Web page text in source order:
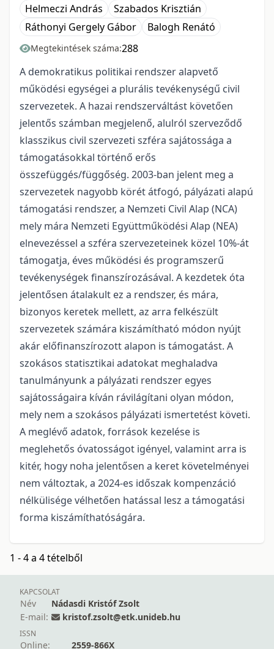
Helmeczi András
Szabados Krisztián
Ráthonyi Gergely Gábor
Balogh Renátó
Megtekintések száma:288
A demokratikus politikai rendszer alapvető
működési egységei a plurális tevékenységű civil
szervezetek. A hazai rendszerváltást követően
jelentős számban megjelenő, alulról szerveződő
klasszikus civil szervezeti szféra sajátossága a
támogatásokkal történő erős
összefüggés/függőség. 2003-ban jelent meg a
szervezetek nagyobb körét átfogó, pályázati alapú
támogatási rendszer, a Nemzeti Civil Alap (NCA)
mely mára Nemzeti Együttműködési Alap (NEA)
elnevezéssel a szféra szervezeteinek közel 10%-át
támogatja, éves működési és programszerű
tevékenységek finanszírozásával. A kezdetek óta
jelentősen átalakult ez a rendszer, és mára,
bizonyos keretek mellett, az arra felkészült
szervezetek számára kiszámítható módon nyújt
akár előfinanszírozott alapon is támogatást. A
szokásos statisztikai adatokat meghaladva
tanulmányunk a pályázati rendszer egyes
sajátosságaira kíván rávilágítani olyan módon,
mely nem a szokásos pályázati ismertetést követi.
A meglévő adatok, források kezelése is
meglehetős óvatosságot igényel, valamint arra is
kitér, hogy noha jelentősen a keret követelményei
nem változtak, a 2024-es időszak kompenzáció
nélkülisége vélhetően hatással lesz a támogatási
forma kiszámíthatóságára.
1 - 4 a 4 tételből
KAPCSOLAT
Név
Nádasdi Kristóf Zsolt
E-mail:
kristof.zsolt@etk.unideb.hu
ISSN
Online: 2559-866X